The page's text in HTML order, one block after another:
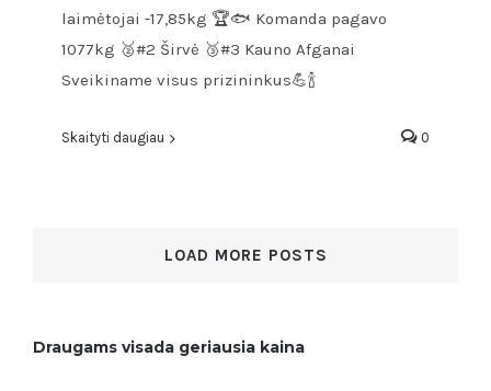
laimėtojai -17,85kg 🏆🐟 Komanda pagavo
1077kg 🥈#2 Širvė 🥉#3 Kauno Afganai
Sveikiname visus prizininkus💪🍾
Skaityti daugiau 0
LOAD MORE POSTS
Draugams visada geriausia kaina